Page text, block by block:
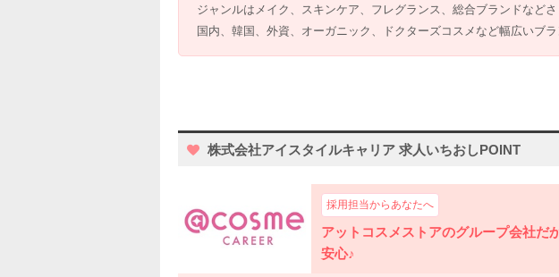
ジャンルはメイク、スキンケア、フレグランス、総合ブランドなどさ
国内、韓国、外資、オーガニック、ドクターズコスメなど幅広いブ
株式会社アイスタイルキャリア 求人いちおしPOINT
採用担当からあなたへ
アットコスメストアのグループ会社だ
安心♪